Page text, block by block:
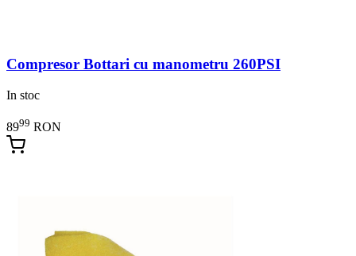
Compresor Bottari cu manometru 260PSI
In stoc
8999 RON